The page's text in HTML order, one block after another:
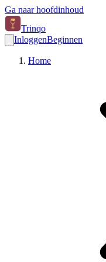
Ga naar hoofdinhoud
Trinqo
InloggenBeginnen
Home